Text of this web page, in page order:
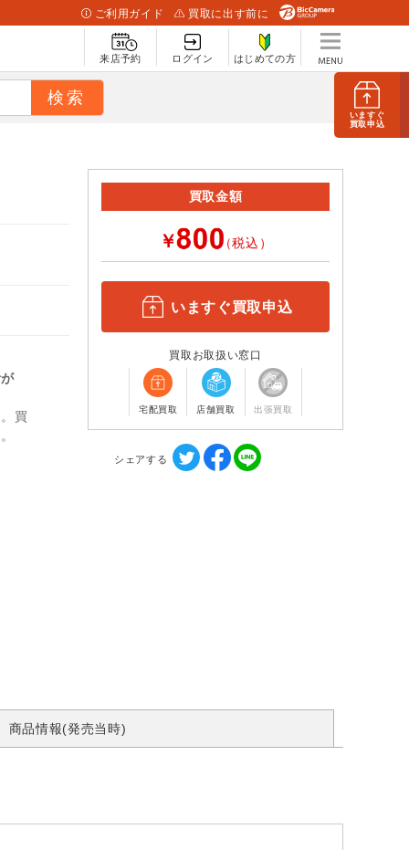
いますぐ
買取申込
ご利用ガイド 買取に出す前に
来店予約 ログイン はじめての方
買
買取金額
￥ （税込）
いますぐ買取申込
買取お取扱い窓口
宅配買取 店舗買取 出張買取
シェアする
商品情報(発売当時)